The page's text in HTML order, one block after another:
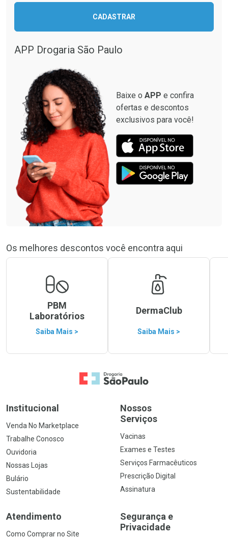
Comprar sem Desconto
Comprar sem Desconto
Por R$ 2.506,99/cada
CADASTRAR
APP Drogaria São Paulo
Baixe o APP e confira
ofertas e descontos
exclusivos para você!
Os melhores descontos você encontra aqui
PBM
Laboratórios
Saiba Mais >
DermaClub
Saiba Mais >
Ir para a Home
Institucional
Venda No Marketplace
Trabalhe Conosco
Ouvidoria
Nossas Lojas
Bulário
Sustentabilidade
Nossos
Serviços
Vacinas
Exames e Testes
Serviços Farmacêuticos
Prescrição Digital
Assinatura
Atendimento
Como Comprar no Site
Segurança e
Privacidade